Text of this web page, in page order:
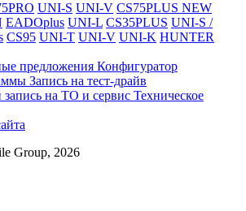
UNI-S UNI-V CS75PLUS NEW
EADOplus UNI-L CS35PLUS UNI-S /
CS95 UNI-T UNI-V UNI-K HUNTER
предложения Конфигуратор
Запись на тест-драйв
на ТО и сервис Техническое
Group, 2026